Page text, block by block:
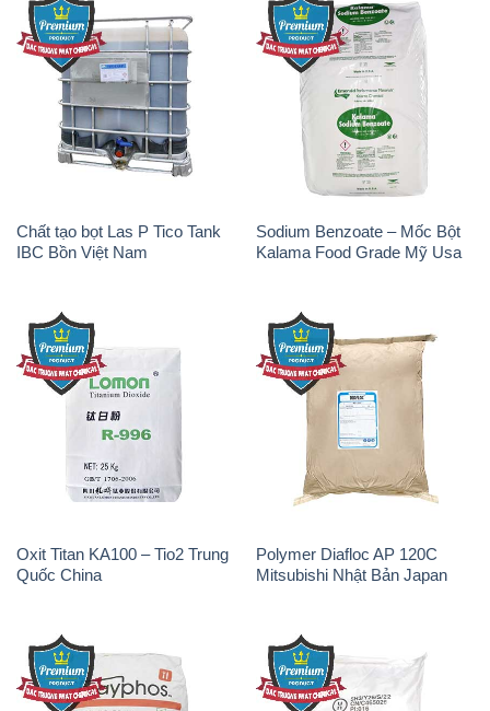
Chất tạo bọt Las P Tico Tank
IBC Bồn Việt Nam
Sodium Benzoate – Mốc Bột
Kalama Food Grade Mỹ Usa
Oxit Titan KA100 – Tio2 Trung
Quốc China
Polymer Diafloc AP 120C
Mitsubishi Nhật Bản Japan